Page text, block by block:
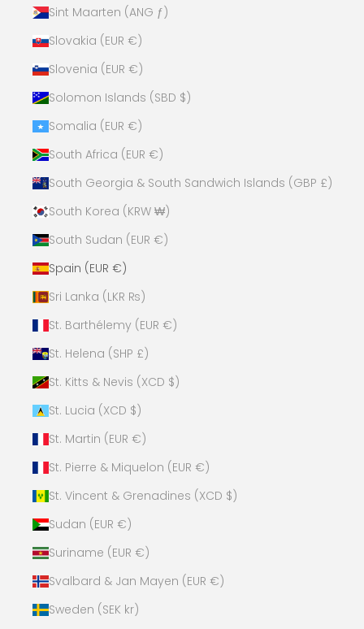
Sint Maarten (ANG ƒ)
Slovakia (EUR €)
Slovenia (EUR €)
Solomon Islands (SBD $)
Somalia (EUR €)
South Africa (EUR €)
South Georgia & South Sandwich Islands (GBP £)
South Korea (KRW ₩)
South Sudan (EUR €)
Spain (EUR €)
Sri Lanka (LKR ₨)
St. Barthélemy (EUR €)
St. Helena (SHP £)
St. Kitts & Nevis (XCD $)
St. Lucia (XCD $)
St. Martin (EUR €)
St. Pierre & Miquelon (EUR €)
St. Vincent & Grenadines (XCD $)
Sudan (EUR €)
Suriname (EUR €)
Svalbard & Jan Mayen (EUR €)
Sweden (SEK kr)